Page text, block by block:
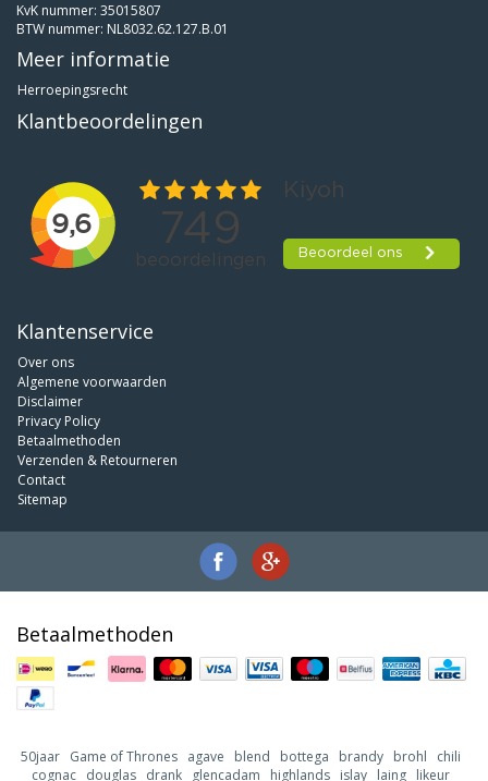
KvK nummer: 35015807
BTW nummer: NL8032.62.127.B.01
Meer informatie
Herroepingsrecht
Klantbeoordelingen
Klantenservice
Over ons
Algemene voorwaarden
Disclaimer
Privacy Policy
Betaalmethoden
Verzenden & Retourneren
Contact
Sitemap
Betaalmethoden
50jaar Game of Thrones agave blend bottega brandy brohl
chili
cognac douglas drank glencadam highlands islay laing likeur